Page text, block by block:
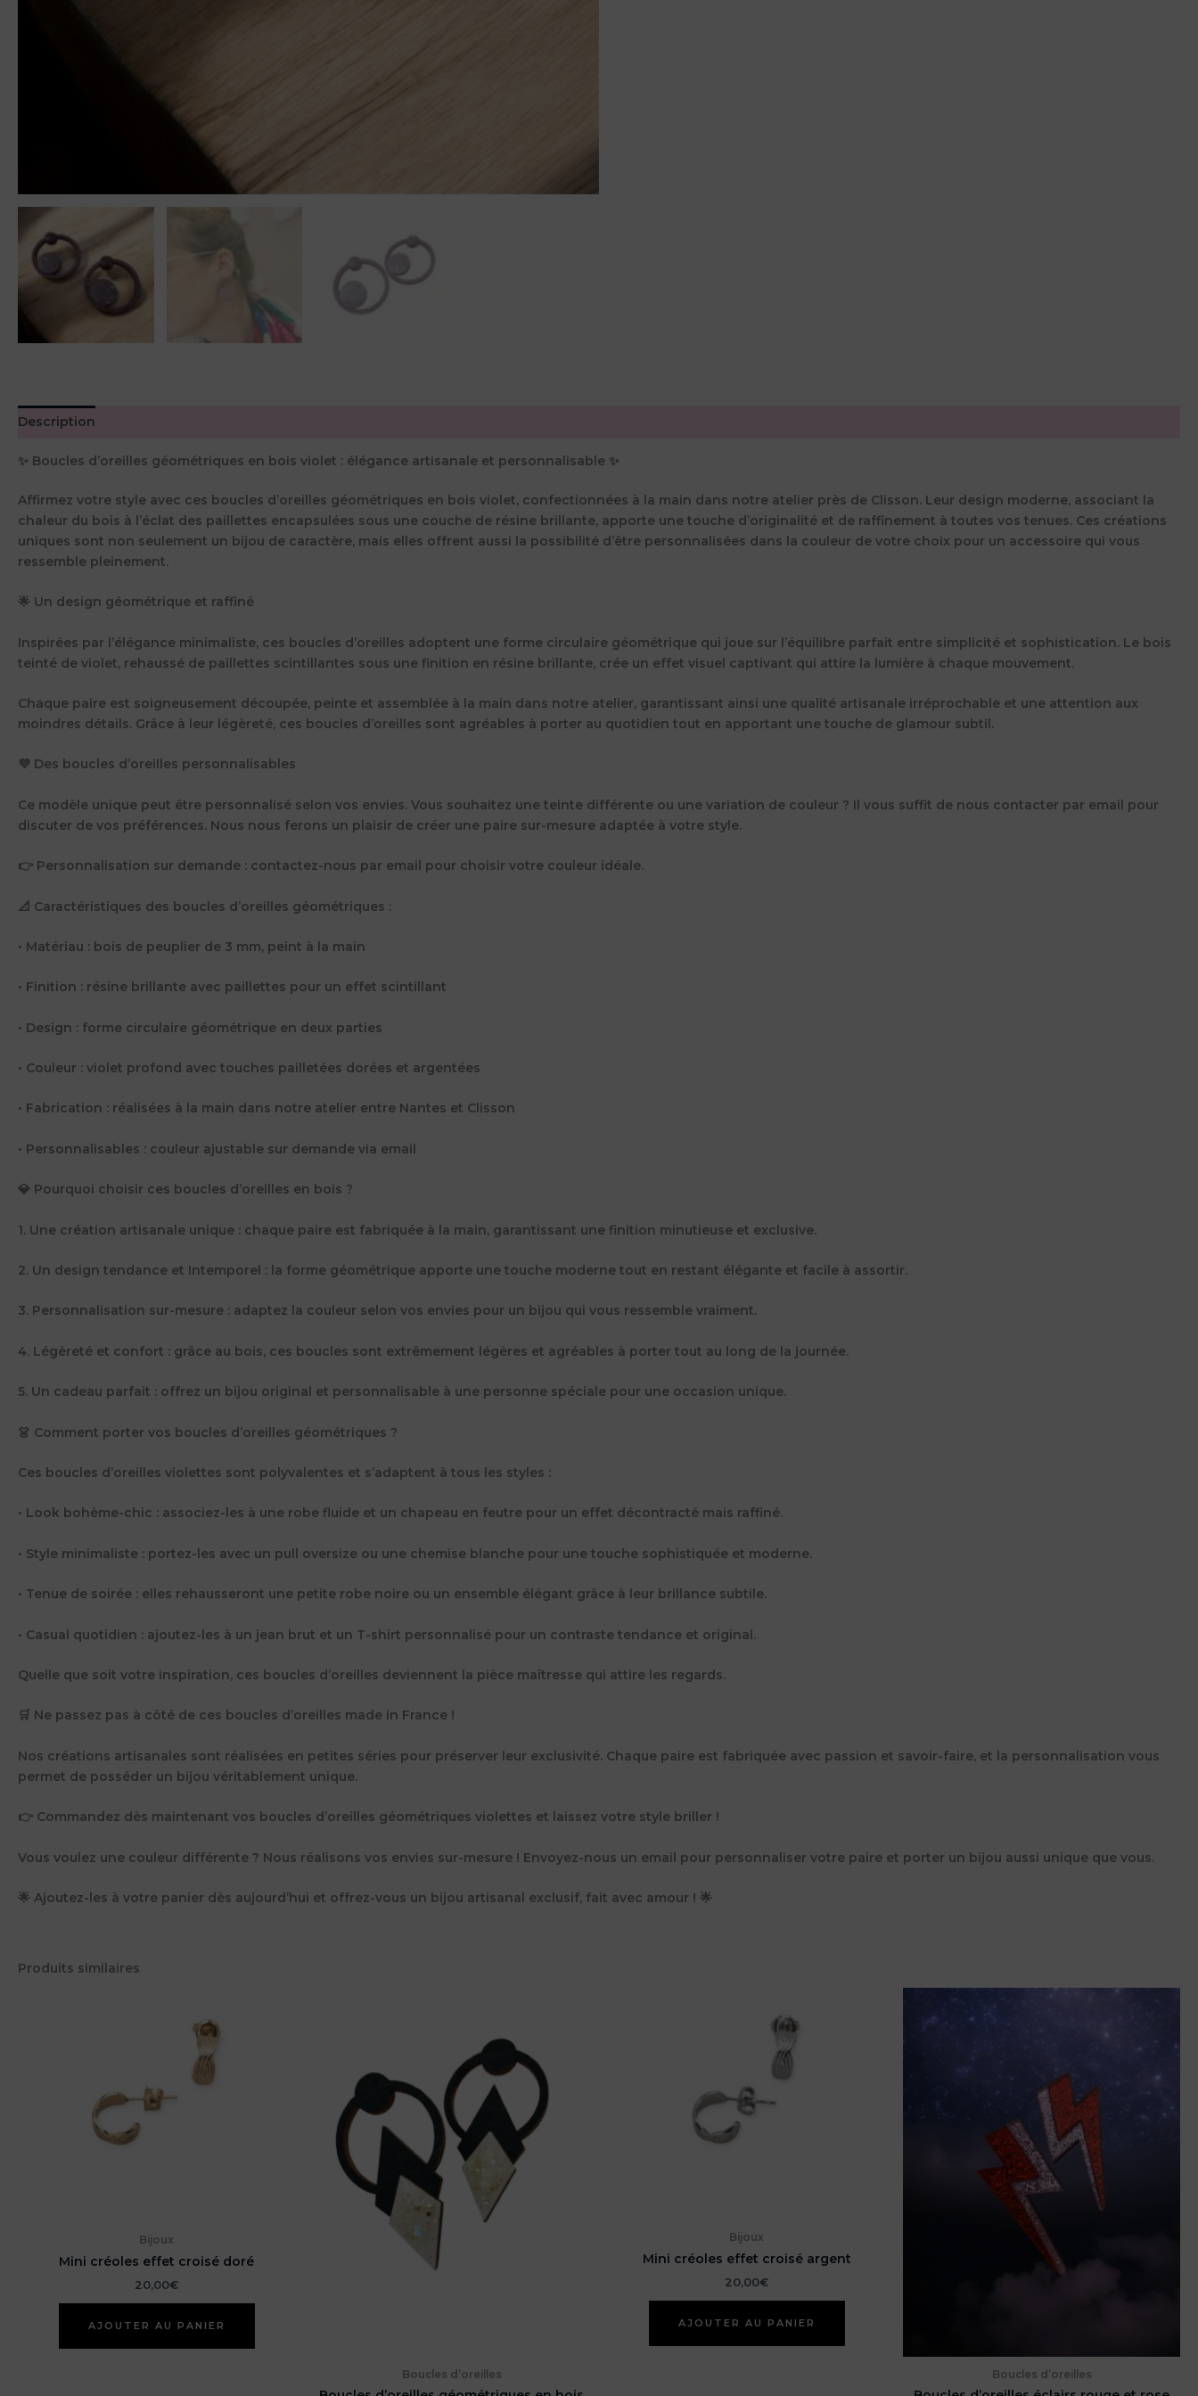
Description
✨ Boucles d’oreilles géométriques en bois violet : élégance artisanale et personnalisable ✨
Affirmez votre style avec ces boucles d’oreilles géométriques en bois violet, confectionnées à la main dans notre atelier près de Clisson. Leur design moderne, associant la
chaleur du bois à l’éclat des paillettes encapsulées sous une couche de résine brillante, apporte une touche d’originalité et de raffinement à toutes vos tenues. Ces créations
uniques sont non seulement un bijou de caractère, mais elles offrent aussi la possibilité d’être personnalisées dans la couleur de votre choix pour un accessoire qui vous
ressemble pleinement.
🌟 Un design géométrique et raffiné
Inspirées par l’élégance minimaliste, ces boucles d’oreilles adoptent une forme circulaire géométrique qui joue sur l’équilibre parfait entre simplicité et sophistication. Le bois
teinté de violet, rehaussé de paillettes scintillantes sous une finition en résine brillante, crée un effet visuel captivant qui attire la lumière à chaque mouvement.
Chaque paire est soigneusement découpée, peinte et assemblée à la main dans notre atelier, garantissant ainsi une qualité artisanale irréprochable et une attention aux
moindres détails. Grâce à leur légèreté, ces boucles d’oreilles sont agréables à porter au quotidien tout en apportant une touche de glamour subtil.
💜 Des boucles d’oreilles personnalisables
Ce modèle unique peut être personnalisé selon vos envies. Vous souhaitez une teinte différente ou une variation de couleur ? Il vous suffit de nous contacter par email pour
discuter de vos préférences. Nous nous ferons un plaisir de créer une paire sur-mesure adaptée à votre style.
👉 Personnalisation sur demande : contactez-nous par email pour choisir votre couleur idéale.
📐 Caractéristiques des boucles d’oreilles géométriques :
• Matériau : bois de peuplier de 3 mm, peint à la main
• Finition : résine brillante avec paillettes pour un effet scintillant
• Design : forme circulaire géométrique en deux parties
• Couleur : violet profond avec touches pailletées dorées et argentées
• Fabrication : réalisées à la main dans notre atelier entre Nantes et Clisson
• Personnalisables : couleur ajustable sur demande via email
💎 Pourquoi choisir ces boucles d’oreilles en bois ?
1. Une création artisanale unique : chaque paire est fabriquée à la main, garantissant une finition minutieuse et exclusive.
2. Un design tendance et Intemporel : la forme géométrique apporte une touche moderne tout en restant élégante et facile à assortir.
3. Personnalisation sur-mesure : adaptez la couleur selon vos envies pour un bijou qui vous ressemble vraiment.
4. Légèreté et confort : grâce au bois, ces boucles sont extrêmement légères et agréables à porter tout au long de la journée.
5. Un cadeau parfait : offrez un bijou original et personnalisable à une personne spéciale pour une occasion unique.
👗 Comment porter vos boucles d’oreilles géométriques ?
Ces boucles d’oreilles violettes sont polyvalentes et s’adaptent à tous les styles :
• Look bohème-chic : associez-les à une robe fluide et un chapeau en feutre pour un effet décontracté mais raffiné.
• Style minimaliste : portez-les avec un pull oversize ou une chemise blanche pour une touche sophistiquée et moderne.
• Tenue de soirée : elles rehausseront une petite robe noire ou un ensemble élégant grâce à leur brillance subtile.
• Casual quotidien : ajoutez-les à un jean brut et un T-shirt personnalisé pour un contraste tendance et original.
Quelle que soit votre inspiration, ces boucles d’oreilles deviennent la pièce maîtresse qui attire les regards.
🛒 Ne passez pas à côté de ces boucles d’oreilles made in France !
Nos créations artisanales sont réalisées en petites séries pour préserver leur exclusivité. Chaque paire est fabriquée avec passion et savoir-faire, et la personnalisation vous
permet de posséder un bijou véritablement unique.
👉 Commandez dès maintenant vos boucles d’oreilles géométriques violettes et laissez votre style briller !
Vous voulez une couleur différente ? Nous réalisons vos envies sur-mesure ! Envoyez-nous un email pour personnaliser votre paire et porter un bijou aussi unique que vous.
🌟 Ajoutez-les à votre panier dès aujourd’hui et offrez-vous un bijou artisanal exclusif, fait avec amour ! 🌟
Produits similaires
Bijoux
Mini créoles effet croisé doré
20,00€
AJOUTER AU PANIER
Boucles d’oreilles
Bijoux
Mini créoles effet croisé argent
20,00€
AJOUTER AU PANIER
Boucles d’oreilles